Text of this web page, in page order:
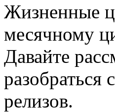
Жизненные
месячному
Давайте
разобраться
релизов.